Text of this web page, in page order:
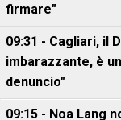
firmare"
09:31 - Cagliari, il
imbarazzante, è
denuncio"
09:15 - Noa Lang